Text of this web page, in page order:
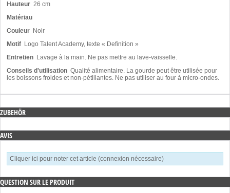
Hauteur 26 cm
Matériau
Couleur Noir
Motif Logo Talent Academy, texte « Definition »
Entretien Lavage à la main. Ne pas mettre au lave-vaisselle.
Conseils d'utilisation Qualité alimentaire. La gourde peut être utilisée pour
les boissons froides et non-pétillantes. Ne pas utiliser au four à micro-ondes.
ZUBEHÖR
AVIS
Cliquer ici pour noter cet article (connexion nécessaire)
QUESTION SUR LE PRODUIT